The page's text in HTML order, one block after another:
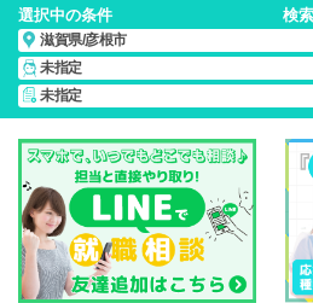
選択中の条件 検
滋賀県/彦根市
未指定
未指定
滋賀県/彦根市/正社員・パート・応
人・派遣・転職・募集一覧